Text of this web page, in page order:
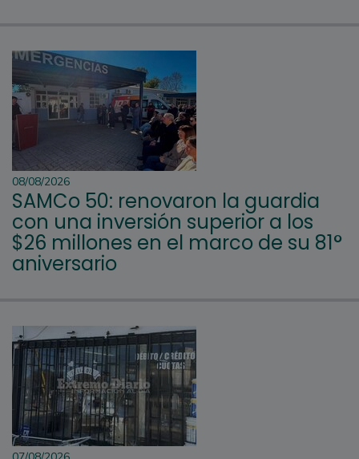
08/08/2026
SAMCo 50: renovaron la guardia
con una inversión superior a los
$26 millones en el marco de su 81°
aniversario